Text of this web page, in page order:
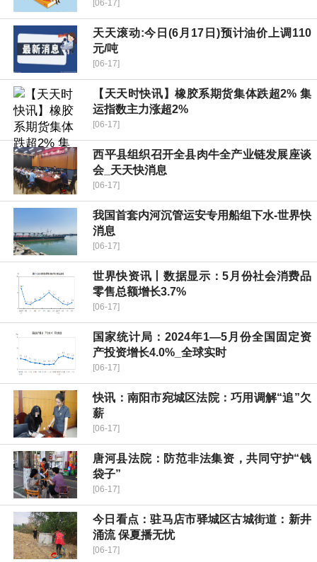
[06-17]
天天滚动:今日(6月17日)预计油价上调110
元/吨
[06-17]
【天天时快讯】橡胶系期货集体跌超2% 集
运指数主力涨超2%
[06-17]
​西平县组织召开全县肉牛全产业链发展座谈
会_天天快消息
[06-17]
我国首套内河沉管运安专用船组下水-世界快
消息
[06-17]
世界快资讯丨数据显示：5月份社会消费品
零售总额增长3.7%
[06-17]
国家统计局：2024年1—5月份全国固定资
产投资增长4.0%_全球实时
[06-17]
快讯：南阳市宛城区法院：巧用调解“追”欠
薪
[06-17]
唐河县法院：防范非法集资，共同守护“钱
袋子”
[06-17]
今日看点：驻马店市驿城区古城街道：新井
涌流 保夏播无忧
[06-17]